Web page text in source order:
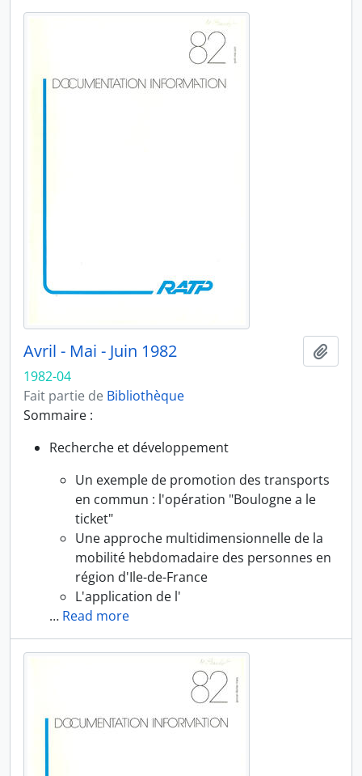
Avril - Mai - Juin 1982
1982-04
Fait partie de Bibliothèque
Sommaire :
Recherche et développement
Un exemple de promotion des transports
en commun : l'opération "Boulogne a le
ticket"
Une approche multidimensionnelle de la
mobilité hebdomadaire des personnes en
région d'Ile-de-France
L'application de l'
… Read more